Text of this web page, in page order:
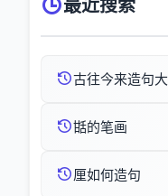
最近搜索
古往今来造句
甛的笔画
厘如何造句